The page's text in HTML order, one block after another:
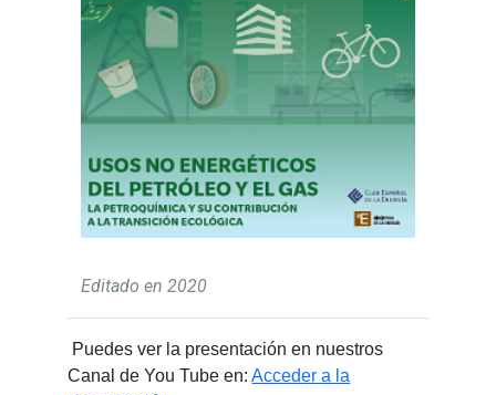
Editado en 2020
Puedes ver la presentación en nuestros
Canal de You Tube en:Acceder a la